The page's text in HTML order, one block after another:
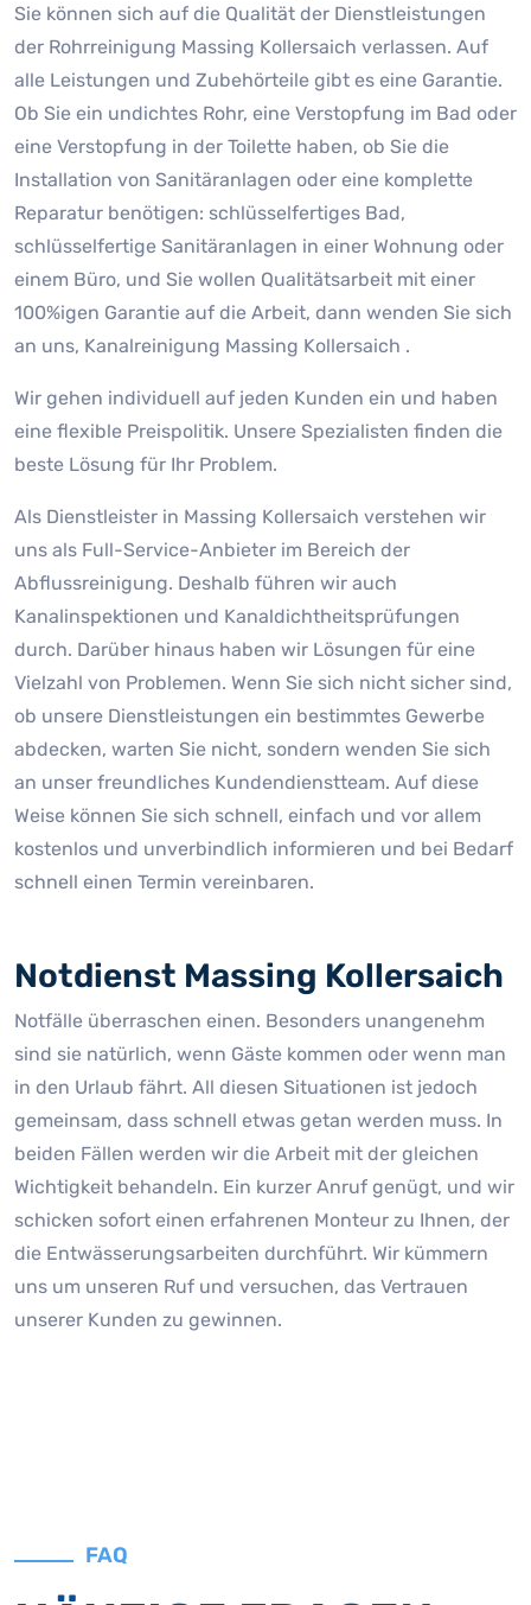
Sie können sich auf die Qualität der Dienstleistungen
der Rohrreinigung Massing Kollersaich verlassen. Auf
alle Leistungen und Zubehörteile gibt es eine Garantie.
Ob Sie ein undichtes Rohr, eine Verstopfung im Bad oder
eine Verstopfung in der Toilette haben, ob Sie die
Installation von Sanitäranlagen oder eine komplette
Reparatur benötigen: schlüsselfertiges Bad,
schlüsselfertige Sanitäranlagen in einer Wohnung oder
einem Büro, und Sie wollen Qualitätsarbeit mit einer
100%igen Garantie auf die Arbeit, dann wenden Sie sich
an uns, Kanalreinigung Massing Kollersaich .
Wir gehen individuell auf jeden Kunden ein und haben
eine flexible Preispolitik. Unsere Spezialisten finden die
beste Lösung für Ihr Problem.
Als Dienstleister in Massing Kollersaich verstehen wir
uns als Full-Service-Anbieter im Bereich der
Abflussreinigung. Deshalb führen wir auch
Kanalinspektionen und Kanaldichtheitsprüfungen
durch. Darüber hinaus haben wir Lösungen für eine
Vielzahl von Problemen. Wenn Sie sich nicht sicher sind,
ob unsere Dienstleistungen ein bestimmtes Gewerbe
abdecken, warten Sie nicht, sondern wenden Sie sich
an unser freundliches Kundendienstteam. Auf diese
Weise können Sie sich schnell, einfach und vor allem
kostenlos und unverbindlich informieren und bei Bedarf
schnell einen Termin vereinbaren.
Notdienst Massing Kollersaich
Notfälle überraschen einen. Besonders unangenehm
sind sie natürlich, wenn Gäste kommen oder wenn man
in den Urlaub fährt. All diesen Situationen ist jedoch
gemeinsam, dass schnell etwas getan werden muss. In
beiden Fällen werden wir die Arbeit mit der gleichen
Wichtigkeit behandeln. Ein kurzer Anruf genügt, und wir
schicken sofort einen erfahrenen Monteur zu Ihnen, der
die Entwässerungsarbeiten durchführt. Wir kümmern
uns um unseren Ruf und versuchen, das Vertrauen
unserer Kunden zu gewinnen.
FAQ